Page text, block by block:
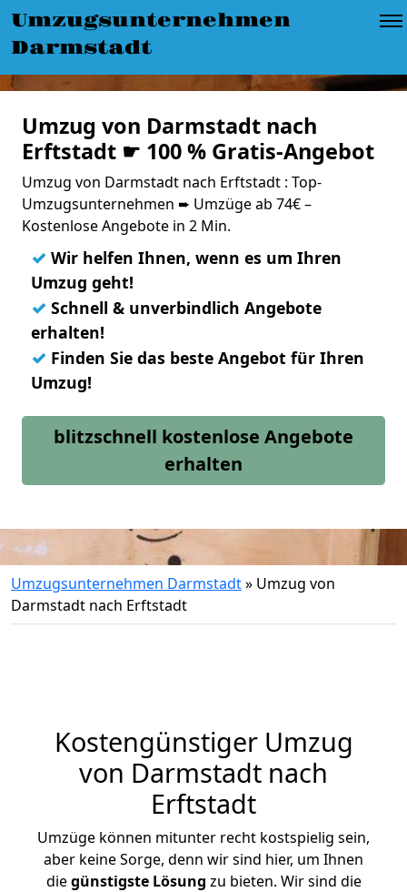
Umzugsunternehmen
Darmstadt
Umzug von Darmstadt nach
Erftstadt ☛ 100 % Gratis-Angebot
Umzug von Darmstadt nach Erftstadt : Top-
Umzugsunternehmen ➨ Umzüge ab 74€ –
Kostenlose Angebote in 2 Min.
✓ Wir helfen Ihnen, wenn es um Ihren
Umzug geht!
✓ Schnell & unverbindlich Angebote
erhalten!
✓ Finden Sie das beste Angebot für Ihren
Umzug!
blitzschnell kostenlose Angebote
erhalten
Umzugsunternehmen Darmstadt» Umzug von
Darmstadt nach Erftstadt
Kostengünstiger Umzug
von Darmstadt nach
Erftstadt
Umzüge können mitunter recht kostspielig sein,
aber keine Sorge, denn wir sind hier, um Ihnen
diegünstigste Lösung zu bieten. Wir sind die